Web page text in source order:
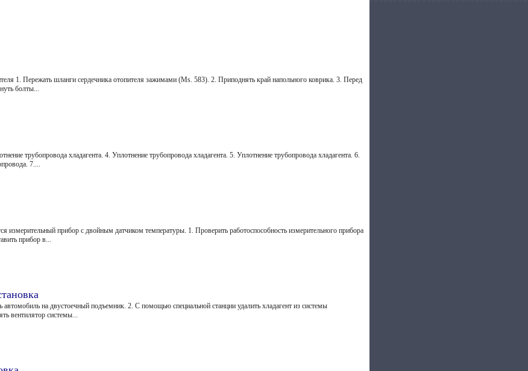
1. Пережать шланги сердечника отопителя зажимами (Ms. 583). 2. Приподнять край напольного коврика. 3. Перед
болты...
трубопровода хладагента. 4. Уплотнение трубопровода хладагента. 5. Уплотнение трубопровода хладагента. 6.
7....
измерительный прибор с двойным датчиком температуры. 1. Проверить работоспособность измерительного прибора
прибор в...
автомобиль на двустоечный подъемник. 2. С помощью специальной станции удалить хладагент из системы
вентилятор системы...